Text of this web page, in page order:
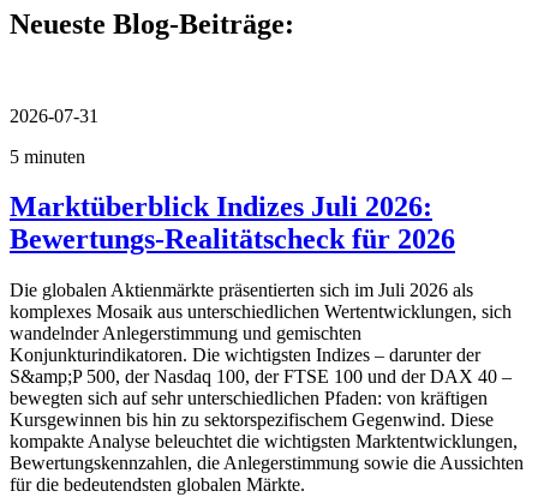
Neueste Blog-Beiträge:
2026-07-31
5 minuten
Marktüberblick Indizes Juli 2026:
Bewertungs-Realitätscheck für 2026
Die globalen Aktienmärkte präsentierten sich im Juli 2026 als
komplexes Mosaik aus unterschiedlichen Wertentwicklungen, sich
wandelnder Anlegerstimmung und gemischten
Konjunkturindikatoren. Die wichtigsten Indizes – darunter der
S&amp;P 500, der Nasdaq 100, der FTSE 100 und der DAX 40 –
bewegten sich auf sehr unterschiedlichen Pfaden: von kräftigen
Kursgewinnen bis hin zu sektorspezifischem Gegenwind. Diese
kompakte Analyse beleuchtet die wichtigsten Marktentwicklungen,
Bewertungskennzahlen, die Anlegerstimmung sowie die Aussichten
für die bedeutendsten globalen Märkte.